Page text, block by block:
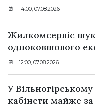
14:00, 07.08.2026
Жилкомсервіс
одноковшового
12:00, 07.08.2026
У
кабінети майже